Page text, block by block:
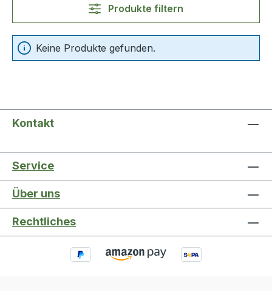
Produkte filtern
Keine Produkte gefunden.
Kontakt
Service
Über uns
Rechtliches